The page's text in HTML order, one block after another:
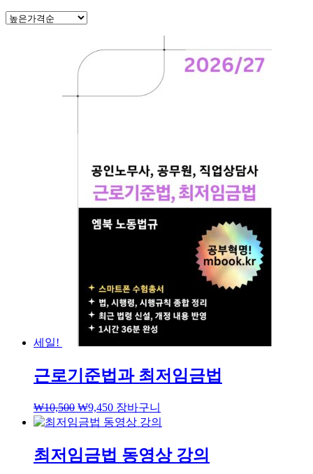
세일!
근로기준법과 최저임금법
₩10,500 ₩9,450 장바구니
최저임금법 동영상 강의